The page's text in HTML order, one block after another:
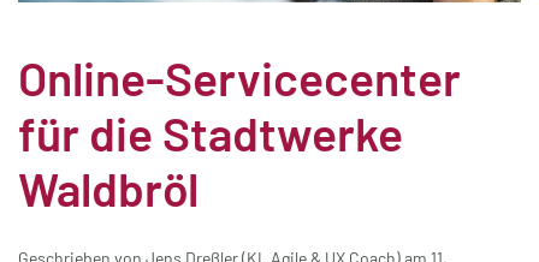
Online-Servicecenter
für die Stadtwerke
Waldbröl